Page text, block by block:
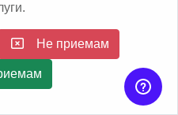
Не приемам
ООДAuthor